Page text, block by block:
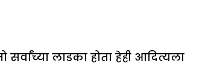
लाडका होता हेही आदित्यला